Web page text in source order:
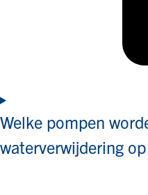
Welke pompen
waterverwijdering